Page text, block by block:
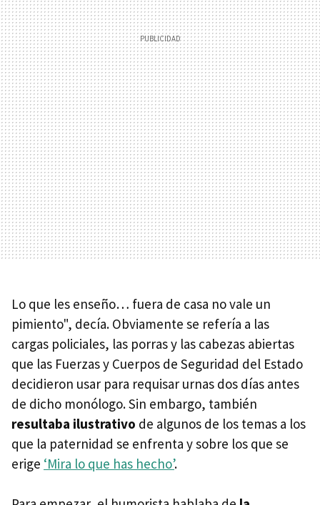
Lo que les enseño… fuera de casa no vale un
pimiento", decía. Obviamente se refería a las
cargas policiales, las porras y las cabezas abiertas
que las Fuerzas y Cuerpos de Seguridad del Estado
decidieron usar para requisar urnas dos días antes
de dicho monólogo. Sin embargo, también
resultaba ilustrativo de algunos de los temas a los
que la paternidad se enfrenta y sobre los que se
erige ‘Mira lo que has hecho’.